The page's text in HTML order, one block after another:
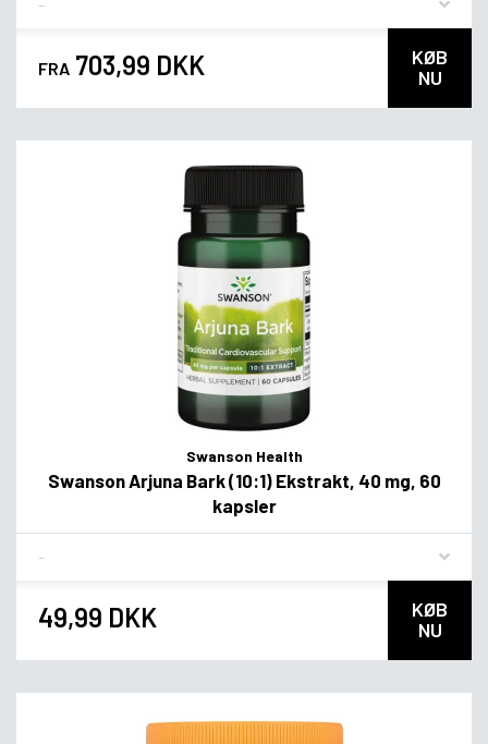
FRA 703,99 DKK
KØB
NU
Swanson Health
Swanson Arjuna Bark (10:1) Ekstrakt, 40 mg, 60
kapsler
49,99 DKK
KØB
NU